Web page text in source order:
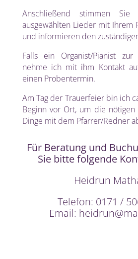
Anschließend stimmen
ausgewählten Lieder mit Ihrem
und informieren den
Falls ein Organist/Pianist zur
nehme ich mit ihm Kontakt
einen Probentermin.
Am Tag der Trauerfeier bin ich
Beginn vor Ort, um die nötigen
Dinge mit dem Pfarrer/Redner
Für Beratung und
Sie bitte folgende
Heidrun
Telefon: 0171 /
Email: